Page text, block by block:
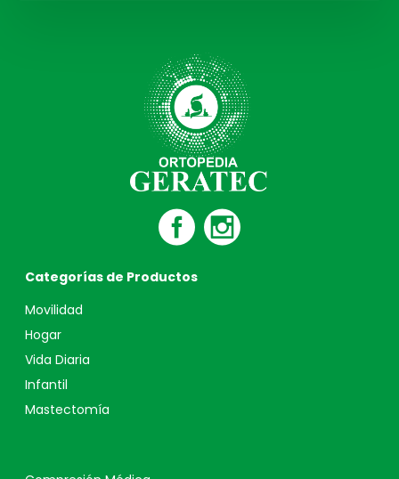
Categorías de Productos
Movilidad
Hogar
Vida Diaria
Infantil
Mastectomía